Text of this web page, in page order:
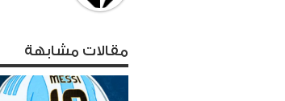
مقالات مشابهة